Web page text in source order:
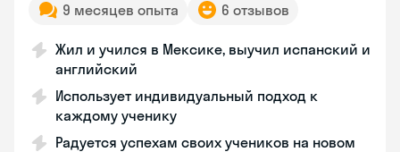
9 месяцев опыта
6 отзывов
Жил и учился в Мексике, выучил испанский и
английский
Использует индивидуальный подход к
каждому ученику
Радуется успехам своих учеников на новом